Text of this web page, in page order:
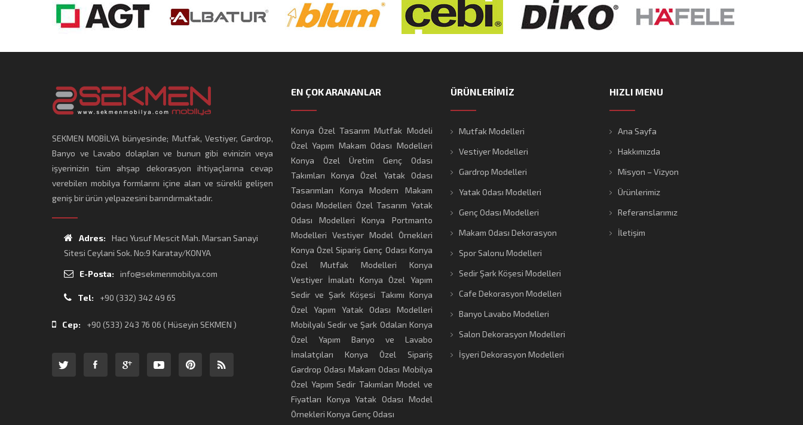
SEKMEN MOBİLYA bünyesinde; Mutfak, Vestiyer, Gardrop,
Banyo ve Lavabo dolapları ve bunun gibi evinizin veya
işyerinizin tüm ahşap dekorasyon ihtiyaçlarına cevap
verebilen mobilya formlarını içine alan ve sürekli gelişen
geniş bir ürün yelpazesini barındırmaktadır.
Adres:
Hacı Yusuf Mescit Mah. Marsan Sanayi
Sitesi Ceylani Sok. No:9 Karatay/KONYA
E-Posta: info@sekmenmobilya.com
Tel: +90 (332) 342 49 65
Cep: +90 (533) 243 76 06 ( Hüseyin SEKMEN )
EN ÇOK ARANANLAR
Konya Özel Tasarım Mutfak Modeli
Özel Yapım Makam Odası Modelleri
Konya Özel Üretim Genç Odası
Takımları
Konya Özel Yatak Odası
Tasarımları
Konya Modern Makam
Odası Modelleri Özel Tasarım Yatak
Odası Modelleri
Konya Portmanto
Modelleri Vestiyer Model Örnekleri
Konya Özel Sipariş Genç Odası Konya
Özel Mutfak Modelleri
Konya
Vestiyer İmalatı Konya Özel Yapım
Sedir ve Şark Köşesi Takımı Konya
Özel Yapım Yatak Odası Modelleri
Mobilyalı Sedir ve Şark Odaları Konya
Özel Yapım Banyo ve Lavabo
İmalatçıları
Konya Özel Sipariş
Gardrop Odası Makam Odası Mobilya
Özel Yapım Sedir Takımları Model ve
Fiyatları Konya Yatak Odası Model
Örnekleri Konya Genç Odası
ÜRÜNLERİMİZ
Mutfak Modelleri
Vestiyer Modelleri
Gardrop Modelleri
Yatak Odası Modelleri
Genç Odası Modelleri
Makam Odası Dekorasyon
Spor Salonu Modelleri
Sedir Şark Köşesi Modelleri
Cafe Dekorasyon Modelleri
Banyo Lavabo Modelleri
Salon Dekorasyon Modelleri
İşyeri Dekorasyon Modelleri
HIZLI MENU
Ana Sayfa
Hakkımızda
Misyon – Vizyon
Ürünlerimiz
Referanslarımız
İletişim